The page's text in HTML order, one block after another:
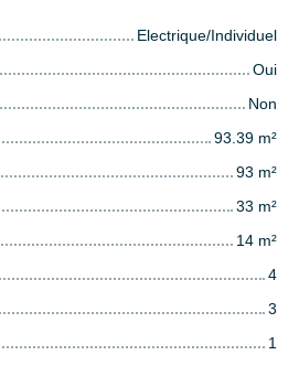
Electrique/Individuel
Oui
Non
93.39 m²
93 m²
33 m²
14 m²
4
3
1